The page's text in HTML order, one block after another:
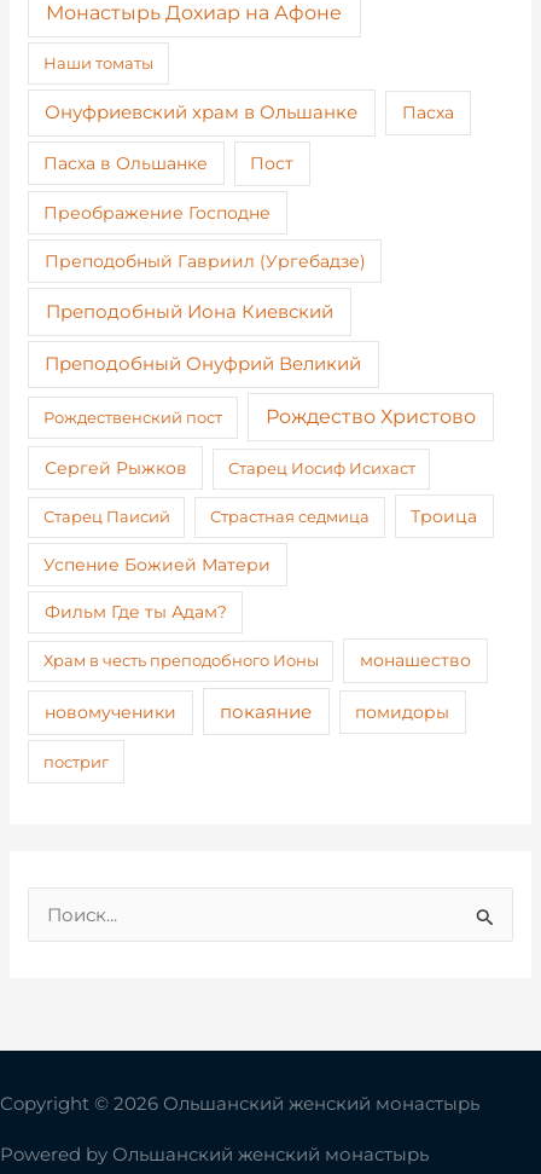
Монастырь Дохиар на Афоне
Наши томаты
Онуфриевский храм в Ольшанке Пасха
Пасха в Ольшанке Пост
Преображение Господне
Преподобный Гавриил (Ургебадзе)
Преподобный Иона Киевский
Преподобный Онуфрий Великий
Рождественский пост Рождество Христово
Сергей Рыжков Старец Иосиф Исихаст
Старец Паисий Страстная седмица Троица
Успение Божией Матери
Фильм Где ты Адам?
Храм в честь преподобного Ионы монашество
новомученики покаяние помидоры
постриг
:
Copyright © 2026 Ольшанский женский монастырь
Powered by Ольшанский женский монастырь